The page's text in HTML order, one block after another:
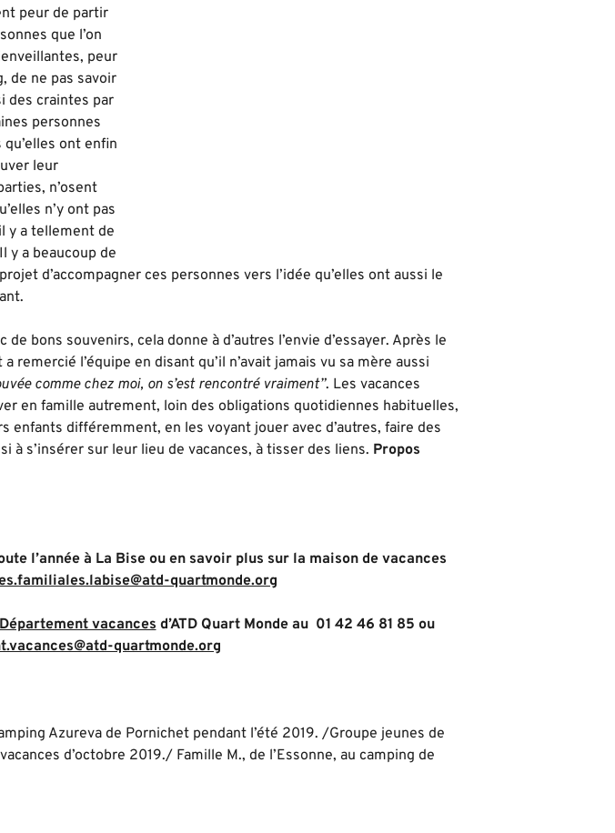
peur de partir
que l’on
peur
de ne pas savoir
des craintes par
personnes
ont enfin
leur
n’osent
n’y ont pas
y a tellement de
y a beaucoup de
d’accompagner ces personnes vers l’idée qu’elles ont aussi le
bons souvenirs, cela donne à d’autres l’envie d’essayer. Après le
l’équipe en disant qu’il n’avait jamais vu sa mère aussi
comme chez moi, on s’est rencontré vraiment”. Les vacances
en famille autrement, loin des obligations quotidiennes habituelles,
différemment, en les voyant jouer avec d’autres, faire des
à s’insérer sur leur lieu de vacances, à tisser des liens. Propos
l’année à La Bise ou en savoir plus sur la maison de vacances
quartmonde.org
Département vacances d’ATD Quart Monde au 01 42 46 81 85 ou
quartmonde.org
Azureva de Pornichet pendant l’été 2019. /Groupe jeunes de
d’octobre 2019./ Famille M., de l’Essonne, au camping de